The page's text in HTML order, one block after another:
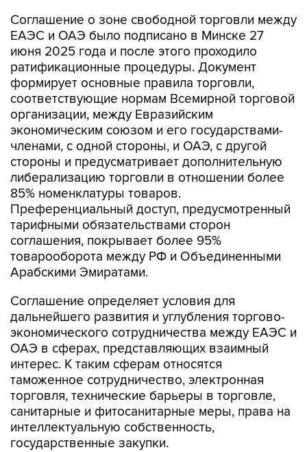
Соглашение о зоне свободной торговли между
ЕАЭС и ОАЭ было подписано в Минске 27
июня 2025 года и после этого проходило
ратификационные процедуры. Документ
формирует основные правила торговли,
соответствующие нормам Всемирной торговой
организации, между Евразийским
экономическим союзом и его государствами-
членами, с одной стороны, и ОАЭ, с другой
стороны и предусматривает дополнительную
либерализацию торговли в отношении более
85% номенклатуры товаров.
Преференциальный доступ, предусмотренный
тарифными обязательствами сторон
соглашения, покрывает более 95%
товарооборота между РФ и Объединенными
Арабскими Эмиратами.
Соглашение определяет условия для
дальнейшего развития и углубления торгово-
экономического сотрудничества между ЕАЭС и
ОАЭ в сферах, представляющих взаимный
интерес. К таким сферам относятся
таможенное сотрудничество, электронная
торговля, технические барьеры в торговле,
санитарные и фитосанитарные меры, права на
интеллектуальную собственность,
государственные закупки.